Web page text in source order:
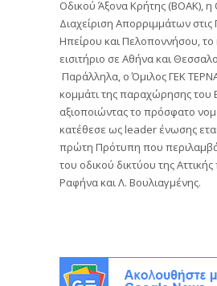
Οδικού Άξονα Κρήτης (ΒΟΑΚ),
Διαχείριση Απορριμμάτων στις
Ηπείρου και Πελοποννήσου, το
εισιτήριο σε Αθήνα και
Παράλληλα, ο Όμιλος ΓΕΚ ΤΕΡΝΑ
κομμάτι της παραχώρησης
αξιοποιώντας το πρόσφατο
κατέθεσε ως leader ένωσης
πρώτη Πρότυπη που
του οδικού δικτύου της
Ραφήνα και Λ. Βουλιαγμένης.